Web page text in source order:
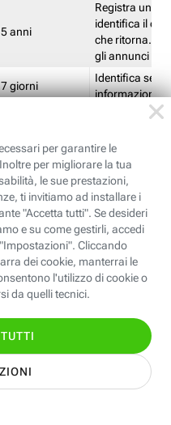
5 anni
Registra un ID
identifica il
che ritorna.
gli annunci
7 giorni
Identifica se
informazioni
Limite di
1 giorno
Identifica se
ricontrollare
corrispondenti
(impostata da
14 giorni
Identifica se
ricontrollare
corrispondenti
(impostata da
pagine
7 giorni
Identifica la
banner
Identifica la